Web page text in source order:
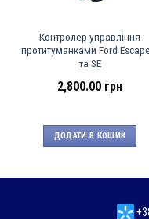
Контролер управління
протитуманками Ford
та SE
2,800.00 грн
ДОДАТИ В КОШИК